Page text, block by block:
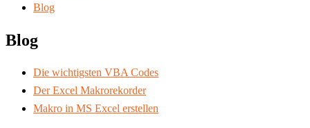
Blog
Blog
Die wichtigsten VBA Codes
Der Excel Makrorekorder
Makro in MS Excel erstellen